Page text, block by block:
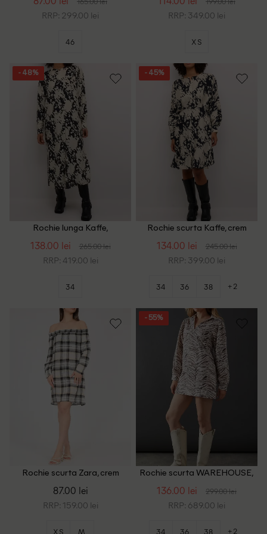
RRP: 299.00 lei
46
RRP: 349.00 lei
XS
- 48%
Rochie lunga Kaffe,
138.00 lei 265.00 lei
RRP: 419.00 lei
34
- 45%
Rochie scurta Kaffe, crem
134.00 lei 245.00 lei
RRP: 399.00 lei
34 36 38 +2
Rochie scurta Zara, crem
87.00 lei
RRP: 159.00 lei
XS M
- 55%
Rochie scurta WAREHOUSE,
136.00 lei 299.00 lei
RRP: 689.00 lei
34 36 38 +2